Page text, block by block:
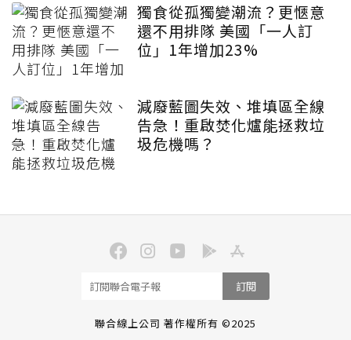
獨食從孤獨變潮流？更愜意
還不用排隊 美國「一人訂
位」1年增加23%
減廢藍圖失效、堆填區全線
告急！重啟焚化爐能拯救垃
圾危機嗎？
訂閱
聯合線上公司 著作權所有 ©2025